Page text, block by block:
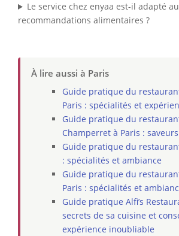
Le service chez enyaa est-il adapté
recommandations alimentaires ?
À lire aussi à Paris
Guide pratique du
Paris : spécialités et
Guide pratique du
Champerret à Paris :
Guide pratique du
: spécialités et ambiance
Guide pratique du
Paris : spécialités et
Guide pratique Alfi’s
secrets de sa cuisine et
expérience inoubliable